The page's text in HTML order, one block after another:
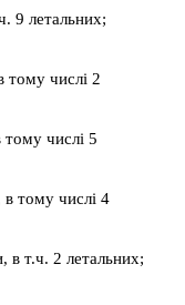
9 летальних;
тому числі 2
числі 5
тому числі 4
в т.ч. 2 летальних;